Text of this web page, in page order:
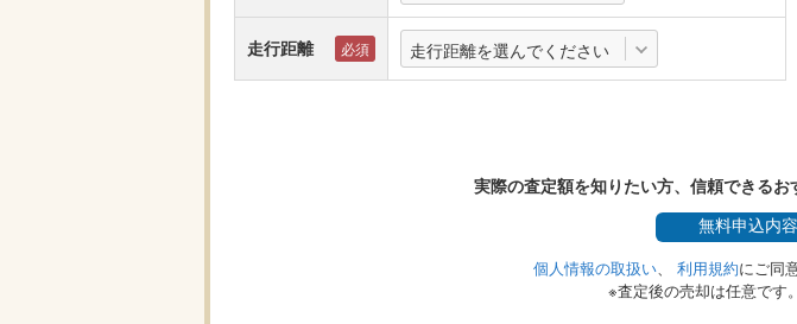
走行距離 走行距離を選んでください
実際の査定額を知りたい方、信頼できる
無料申込内
個人情報の取扱い、 利用規約にご同
※査定後の売却は任意です